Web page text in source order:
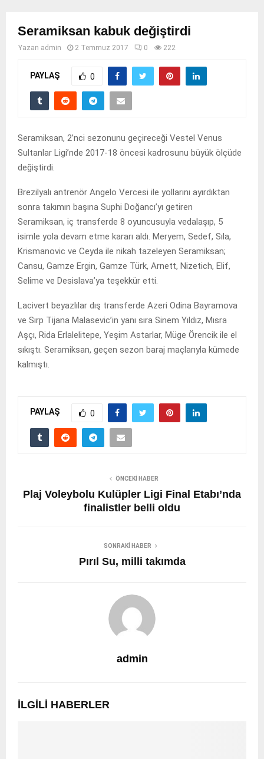
Seramiksan kabuk değiştirdi
Yazan admin 2 Temmuz 2017 0 222
PAYLAŞ 0
Seramiksan, 2’nci sezonunu geçireceği Vestel Venus
Sultanlar Ligi’nde 2017-18 öncesi kadrosunu büyük ölçüde
değiştirdi.
Brezilyalı antrenör Angelo Vercesi ile yollarını ayırdıktan
sonra takımın başına Suphi Doğancı’yı getiren
Seramiksan, iç transferde 8 oyuncusuyla vedalaşıp, 5
isimle yola devam etme kararı aldı. Meryem, Sedef, Sıla,
Krismanovic ve Ceyda ile nikah tazeleyen Seramiksan;
Cansu, Gamze Ergin, Gamze Türk, Arnett, Nizetich, Elif,
Selime ve Desislava’ya teşekkür etti.
Lacivert beyazlılar dış transferde Azeri Odina Bayramova
ve Sırp Tijana Malasevic’in yanı sıra Sinem Yıldız, Mısra
Aşçı, Rida Erlalelitepe, Yeşim Astarlar, Müge Örencik ile el
sıkıştı. Seramiksan, geçen sezon baraj maçlarıyla kümede
kalmıştı.
PAYLAŞ 0
ÖNCEKI HABER
Plaj Voleybolu Kulüpler Ligi Final Etabı’nda
finalistler belli oldu
SONRAKI HABER
Pırıl Su, milli takımda
admin
İLGILI HABERLER